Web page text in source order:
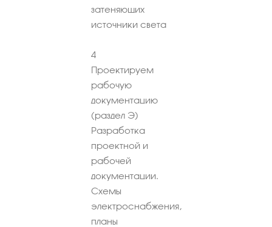
затеняющих
источники света
4
Проектируем
рабочую
документацию
(раздел Э)
Разработка
проектной и
рабочей
документации.
Схемы
электроснабжения,
планы